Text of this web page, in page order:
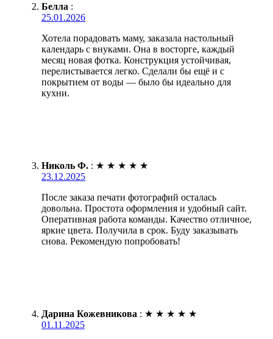
Белла :
25.01.2026
Хотела порадовать маму, заказала настольный
календарь с внуками. Она в восторге, каждый
месяц новая фотка. Конструкция устойчивая,
перелистывается легко. Сделали бы ещё и с
покрытием от воды — было бы идеально для
кухни.
Николь Ф. : ★ ★ ★ ★ ★
23.12.2025
После заказа печати фотографий осталась
довольна. Простота оформления и удобный сайт.
Оперативная работа команды. Качество отличное,
яркие цвета. Получила в срок. Буду заказывать
снова. Рекомендую попробовать!
Дарина Кожевникова : ★ ★ ★ ★ ★
01.11.2025